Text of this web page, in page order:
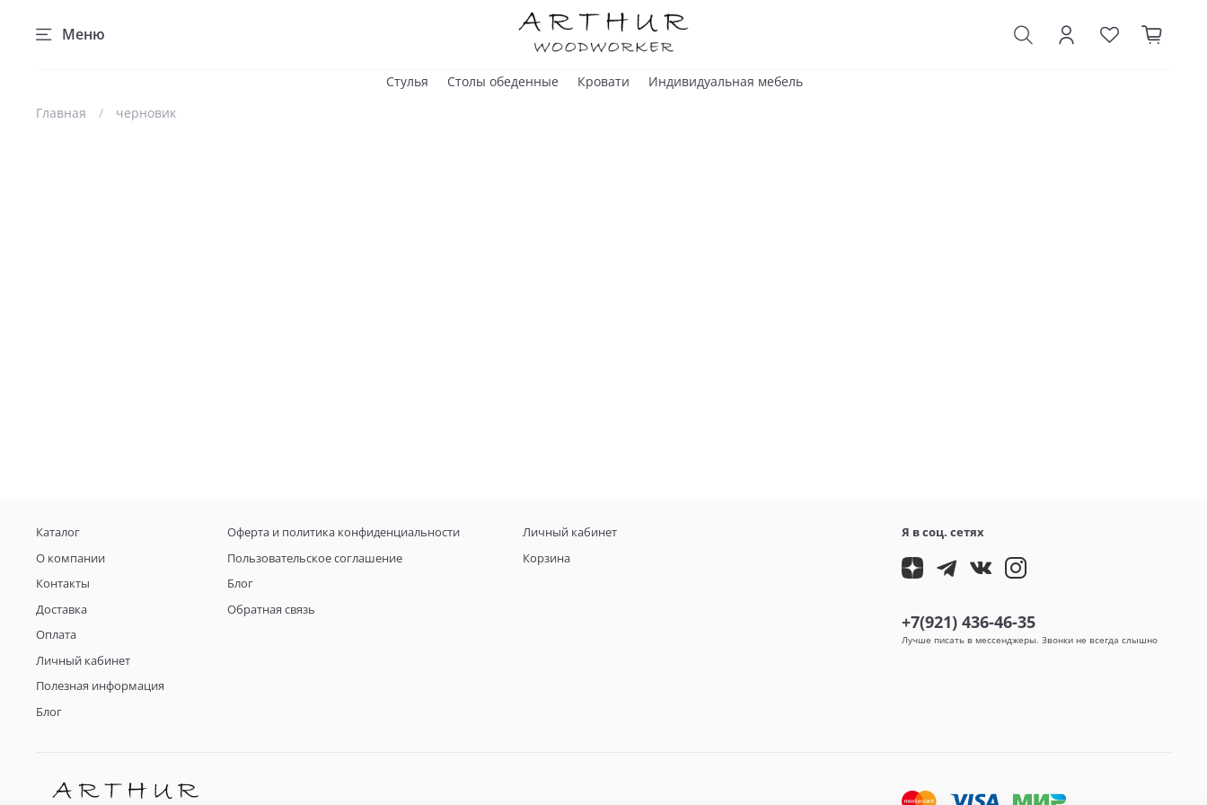
Меню
Стулья Столы обеденные Кровати
Индивидуальная мебель
Главная
черновик
Каталог
О компании
Контакты
Доставка
Оплата
Личный кабинет
Полезная информация
Блог
Оферта и политика конфиденциальности
Пользовательское соглашение
Блог
Обратная связь
Личный кабинет
Корзина
Я в соц. сетях
+7(921) 436-46-35
Лучше писать в мессенджеры. Звонки не всегда слышно